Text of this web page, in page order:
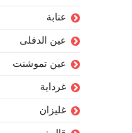
عنابة
عين الدفلى
عين تموشنت
غرداية
غليزان